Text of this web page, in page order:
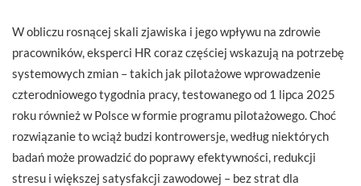
W obliczu rosnącej skali zjawiska i jego wpływu na zdrowie
pracowników, eksperci HR coraz częściej wskazują na potrzebę
systemowych zmian – takich jak pilotażowe wprowadzenie
czterodniowego tygodnia pracy, testowanego od 1 lipca 2025
roku również w Polsce w formie programu pilotażowego. Choć
rozwiązanie to wciąż budzi kontrowersje, według niektórych
badań może prowadzić do poprawy efektywności, redukcji
stresu i większej satysfakcji zawodowej – bez strat dla